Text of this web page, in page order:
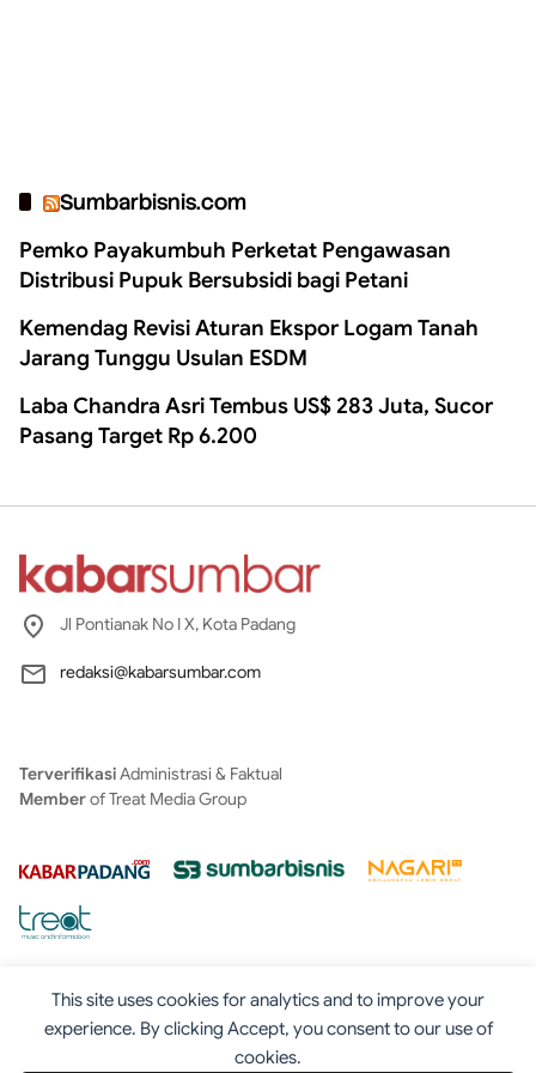
This site uses cookies for analytics and to improve your
experience. By clicking Accept, you consent to our use of
cookies.
Sumbarbisnis.com
Pemko Payakumbuh Perketat Pengawasan
Distribusi Pupuk Bersubsidi bagi Petani
Kemendag Revisi Aturan Ekspor Logam Tanah
Jarang Tunggu Usulan ESDM
Laba Chandra Asri Tembus US$ 283 Juta, Sucor
Pasang Target Rp 6.200
Jl Pontianak No I X, Kota Padang
redaksi@kabarsumbar.com
TerverifikasiAdministrasi & Faktual
Memberof Treat Media Group